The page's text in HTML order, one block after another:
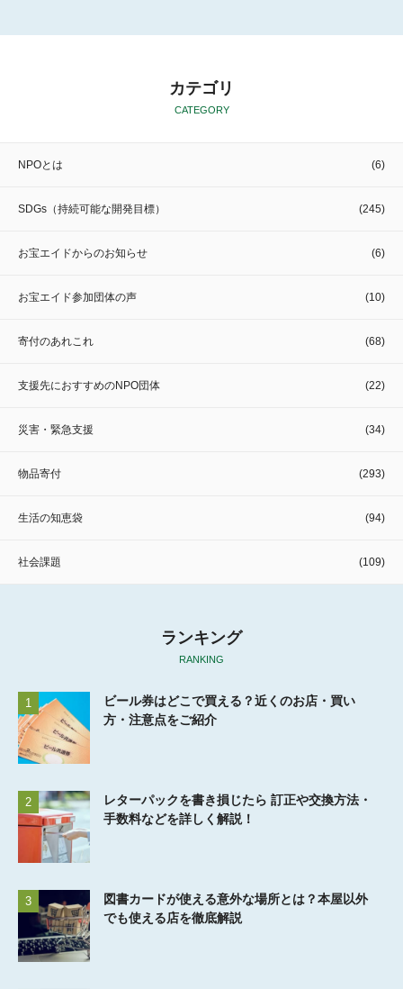
カテゴリ
CATEGORY
NPOとは (6)
SDGs（持続可能な開発目標） (245)
お宝エイドからのお知らせ (6)
お宝エイド参加団体の声 (10)
寄付のあれこれ (68)
支援先におすすめのNPO団体 (22)
災害・緊急支援 (34)
物品寄付 (293)
生活の知恵袋 (94)
社会課題 (109)
ランキング
RANKING
1
ビール券はどこで買える？近くのお店・買い
方・注意点をご紹介
2
レターパックを書き損じたら 訂正や交換方法・
手数料などを詳しく解説！
3
図書カードが使える意外な場所とは？本屋以外
でも使える店を徹底解説